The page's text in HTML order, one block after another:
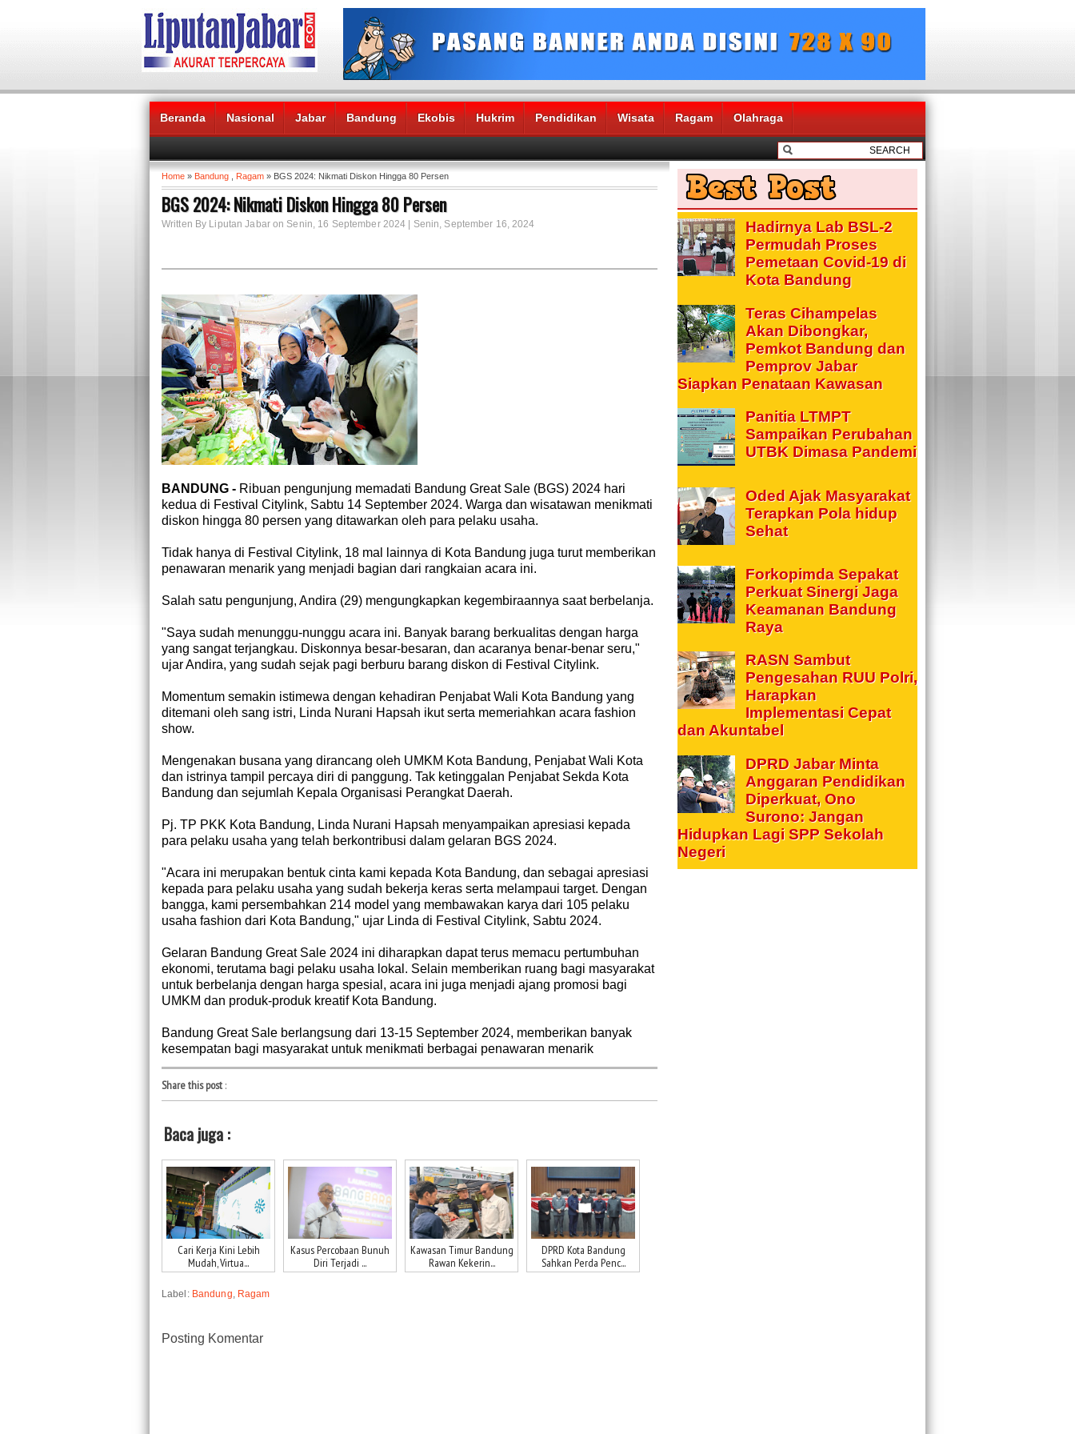
Beranda Nasional Jabar Bandung Ekobis Hukrim Pendidikan Wisata Ragam Olahraga
Headlines News :
Home » Bandung Ragam » BGS 2024: Nikmati Diskon Hingga 80 Persen
BGS 2024: Nikmati Diskon Hingga 80 Persen
Written By Liputan Jabar on Senin, 16 September 2024 | Senin, September 16, 2024
BANDUNG - Ribuan pengunjung memadati Bandung Great Sale (BGS) 2024 hari
kedua di Festival Citylink, Sabtu 14 September 2024. Warga dan wisatawan menikmati
diskon hingga 80 persen yang ditawarkan oleh para pelaku usaha.
Tidak hanya di Festival Citylink, 18 mal lainnya di Kota Bandung juga turut memberikan
penawaran menarik yang menjadi bagian dari rangkaian acara ini.
Salah satu pengunjung, Andira (29) mengungkapkan kegembiraannya saat berbelanja.
"Saya sudah menunggu-nunggu acara ini. Banyak barang berkualitas dengan harga
yang sangat terjangkau. Diskonnya besar-besaran, dan acaranya benar-benar seru,"
ujar Andira, yang sudah sejak pagi berburu barang diskon di Festival Citylink.
Momentum semakin istimewa dengan kehadiran Penjabat Wali Kota Bandung yang
ditemani oleh sang istri, Linda Nurani Hapsah ikut serta memeriahkan acara fashion
show.
Mengenakan busana yang dirancang oleh UMKM Kota Bandung, Penjabat Wali Kota
dan istrinya tampil percaya diri di panggung. Tak ketinggalan Penjabat Sekda Kota
Bandung dan sejumlah Kepala Organisasi Perangkat Daerah.
Pj. TP PKK Kota Bandung, Linda Nurani Hapsah menyampaikan apresiasi kepada
para pelaku usaha yang telah berkontribusi dalam gelaran BGS 2024.
"Acara ini merupakan bentuk cinta kami kepada Kota Bandung, dan sebagai apresiasi
kepada para pelaku usaha yang sudah bekerja keras serta melampaui target. Dengan
bangga, kami persembahkan 214 model yang membawakan karya dari 105 pelaku
usaha fashion dari Kota Bandung," ujar Linda di Festival Citylink, Sabtu 2024.
Gelaran Bandung Great Sale 2024 ini diharapkan dapat terus memacu pertumbuhan
ekonomi, terutama bagi pelaku usaha lokal. Selain memberikan ruang bagi masyarakat
untuk berbelanja dengan harga spesial, acara ini juga menjadi ajang promosi bagi
UMKM dan produk-produk kreatif Kota Bandung.
Bandung Great Sale berlangsung dari 13-15 September 2024, memberikan banyak
kesempatan bagi masyarakat untuk menikmati berbagai penawaran menarik
Share this post:
Baca juga :
Cari Kerja Kini Lebih
Mudah, Virtua...
Kasus Percobaan Bunuh
Diri Terjadi ...
Kawasan Timur Bandung
Rawan Kekerin...
DPRD Kota Bandung
Sahkan Perda Penc...
Label: Bandung Ragam
Posting Komentar
Hadirnya Lab BSL-2
Permudah Proses
Pemetaan Covid-19 di
Kota Bandung
Teras Cihampelas
Akan Dibongkar,
Pemkot Bandung dan
Pemprov Jabar
Siapkan Penataan Kawasan
Panitia LTMPT
Sampaikan Perubahan
UTBK Dimasa Pandemi
Oded Ajak Masyarakat
Terapkan Pola hidup
Sehat
Forkopimda Sepakat
Perkuat Sinergi Jaga
Keamanan Bandung
Raya
RASN Sambut
Pengesahan RUU Polri,
Harapkan
Implementasi Cepat
dan Akuntabel
DPRD Jabar Minta
Anggaran Pendidikan
Diperkuat, Ono
Surono: Jangan
Hidupkan Lagi SPP Sekolah
Negeri